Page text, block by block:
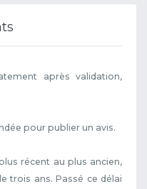
après validation,
pour publier un avis.
récent au plus ancien,
trois ans. Passé ce délai